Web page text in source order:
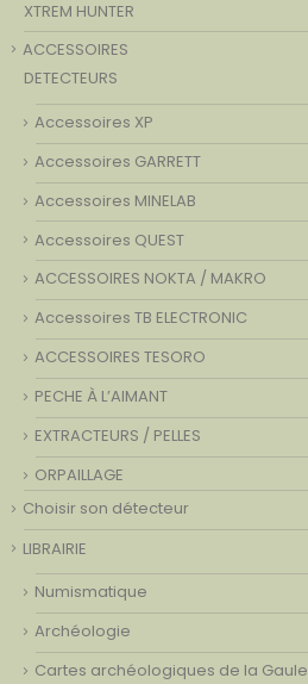
XTREM HUNTER
ACCESSOIRES
DETECTEURS
Accessoires XP
Accessoires GARRETT
Accessoires MINELAB
Accessoires QUEST
ACCESSOIRES NOKTA / MAKRO
Accessoires TB ELECTRONIC
ACCESSOIRES TESORO
PECHE À L’AIMANT
EXTRACTEURS / PELLES
ORPAILLAGE
Choisir son détecteur
LIBRAIRIE
Numismatique
Archéologie
Cartes archéologiques de la Gaule